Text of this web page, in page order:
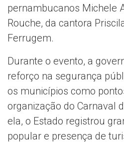
pernambucanos Michele
Rouche, da cantora
Ferrugem.
Durante o evento, a
reforço na segurança
os municípios como
organização do Carnaval
ela, o Estado registrou
popular e presença de